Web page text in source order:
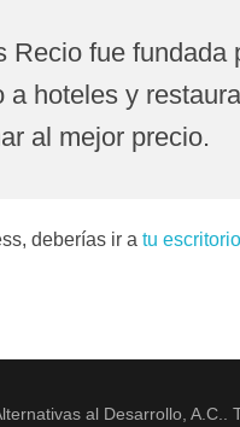
Recio fue
hoteles y
al mejor precio.
deberías ir a tu escritorio
al Desarrollo, A.C..